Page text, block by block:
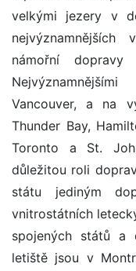
velkými jezery v
námořní
Vancouver, a na
Thunder Bay,
Toronto a St.
důležitou roli
státu jediným
vnitrostátních
spojených států a
letiště jsou v